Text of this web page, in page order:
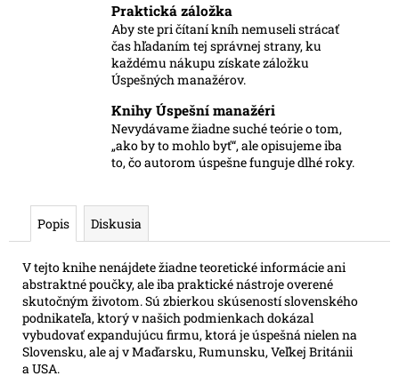
Praktická záložka
Aby ste pri čítaní kníh nemuseli strácať
čas hľadaním tej správnej strany, ku
každému nákupu získate záložku
Úspešných manažérov.
Knihy Úspešní manažéri
Nevydávame žiadne suché teórie o tom,
„ako by to mohlo byť“, ale opisujeme iba
to, čo autorom úspešne funguje dlhé roky.
Popis Diskusia
V tejto knihe nenájdete žiadne teoretické informácie ani
abstraktné poučky, ale iba praktické nástroje overené
skutočným životom. Sú zbierkou skúseností slovenského
podnikateľa, ktorý v našich podmienkach dokázal
vybudovať expandujúcu firmu, ktorá je úspešná nielen na
Slovensku, ale aj v Maďarsku, Rumunsku, Veľkej Británii
a USA.